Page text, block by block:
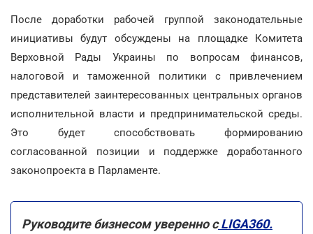
После доработки рабочей группой законодательные
инициативы будут обсуждены на площадке Комитета
Верховной Рады Украины по вопросам финансов,
налоговой и таможенной политики с привлечением
представителей заинтересованных центральных органов
исполнительной власти и предпринимательской среды.
Это будет способствовать формированию
согласованной позиции и поддержке доработанного
законопроекта в Парламенте.
Руководите бизнесом уверенно сLIGA360.